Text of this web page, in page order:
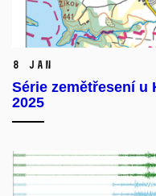
8 Jan
Série zemětřesení u
2025